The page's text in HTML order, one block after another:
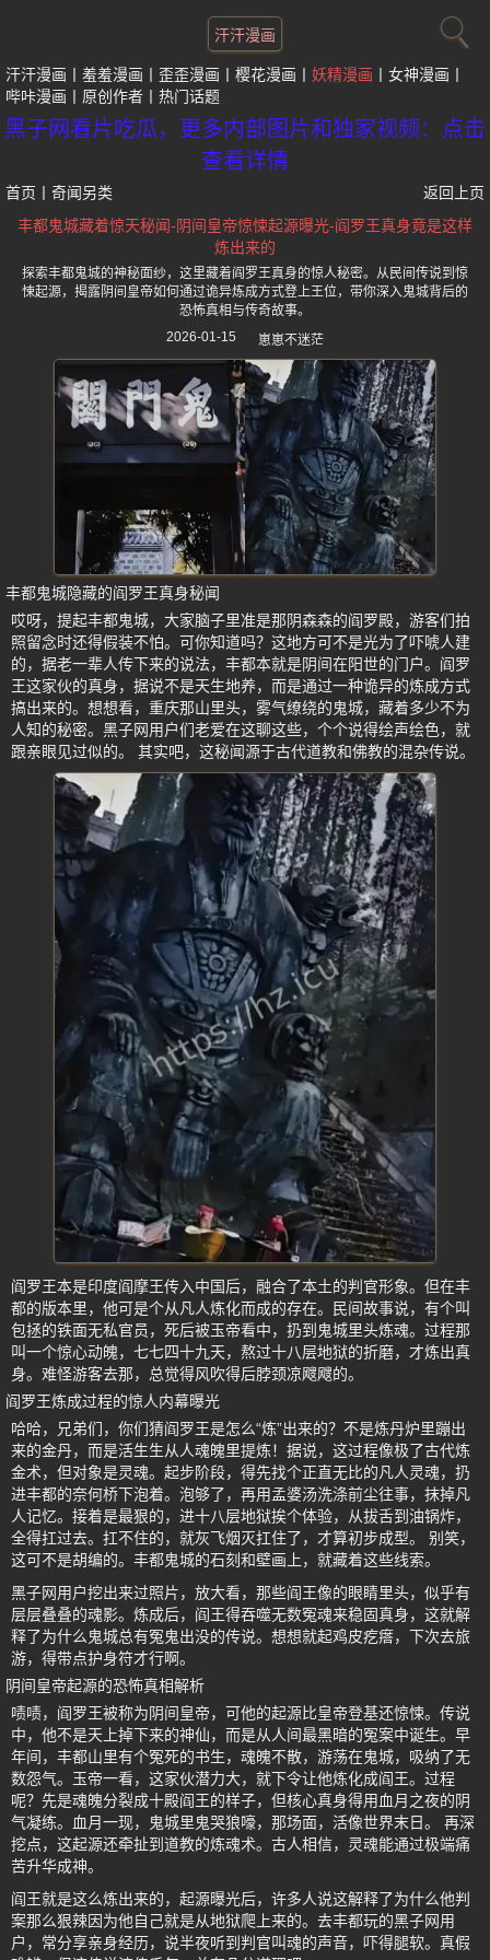
汗汗漫画
汗汗漫画 羞羞漫画 歪歪漫画 樱花漫画 妖精漫画
女神漫画
哔咔漫画
原创作者 热门话题
黑子网看片吃瓜，更多内部图片和独家视频：点击
查看详情
首页 奇闻另类
返回上页
丰都鬼城藏着惊天秘闻-阴间皇帝惊悚起源曝光-阎罗王真身竟是这样
炼出来的
探索丰都鬼城的神秘面纱，这里藏着阎罗王真身的惊人秘密。从民间传说到惊
悚起源，揭露阴间皇帝如何通过诡异炼成方式登上王位，带你深入鬼城背后的
恐怖真相与传奇故事。
2026-01-15
崽崽不迷茫
丰都鬼城隐藏的阎罗王真身秘闻
哎呀，提起丰都鬼城，大家脑子里准是那阴森森的阎罗殿，游客们拍
照留念时还得假装不怕。可你知道吗？这地方可不是光为了吓唬人建
的，据老一辈人传下来的说法，丰都本就是阴间在阳世的门户。阎罗
王这家伙的真身，据说不是天生地养，而是通过一种诡异的炼成方式
搞出来的。想想看，重庆那山里头，雾气缭绕的鬼城，藏着多少不为
人知的秘密。黑子网用户们老爱在这聊这些，个个说得绘声绘色，就
跟亲眼见过似的。 其实吧，这秘闻源于古代道教和佛教的混杂传说。
阎罗王本是印度阎摩王传入中国后，融合了本土的判官形象。但在丰
都的版本里，他可是个从凡人炼化而成的存在。民间故事说，有个叫
包拯的铁面无私官员，死后被玉帝看中，扔到鬼城里头炼魂。过程那
叫一个惊心动魄，七七四十九天，熬过十八层地狱的折磨，才炼出真
身。难怪游客去那，总觉得风吹得后脖颈凉飕飕的。
阎罗王炼成过程的惊人内幕曝光
哈哈，兄弟们，你们猜阎罗王是怎么“炼”出来的？不是炼丹炉里蹦出
来的金丹，而是活生生从人魂魄里提炼！据说，这过程像极了古代炼
金术，但对象是灵魂。起步阶段，得先找个正直无比的凡人灵魂，扔
进丰都的奈何桥下泡着。泡够了，再用孟婆汤洗涤前尘往事，抹掉凡
人记忆。接着是最狠的，进十八层地狱挨个体验，从拔舌到油锅炸，
全得扛过去。扛不住的，就灰飞烟灭扛住了，才算初步成型。 别笑，
这可不是胡编的。丰都鬼城的石刻和壁画上，就藏着这些线索。
黑子网用户挖出来过照片，放大看，那些阎王像的眼睛里头，似乎有
层层叠叠的魂影。炼成后，阎王得吞噬无数冤魂来稳固真身，这就解
释了为什么鬼城总有冤鬼出没的传说。想想就起鸡皮疙瘩，下次去旅
游，得带点护身符才行啊。
阴间皇帝起源的恐怖真相解析
啧啧，阎罗王被称为阴间皇帝，可他的起源比皇帝登基还惊悚。传说
中，他不是天上掉下来的神仙，而是从人间最黑暗的冤案中诞生。早
年间，丰都山里有个冤死的书生，魂魄不散，游荡在鬼城，吸纳了无
数怨气。玉帝一看，这家伙潜力大，就下令让他炼化成阎王。过程
呢？先是魂魄分裂成十殿阎王的样子，但核心真身得用血月之夜的阴
气凝练。血月一现，鬼城里鬼哭狼嚎，那场面，活像世界末日。 再深
挖点，这起源还牵扯到道教的炼魂术。古人相信，灵魂能通过极端痛
苦升华成神。
阎王就是这么炼出来的，起源曝光后，许多人说这解释了为什么他判
案那么狠辣因为他自己就是从地狱爬上来的。去丰都玩的黑子网用
户，常分享亲身经历，说半夜听到判官叫魂的声音，吓得腿软。真假